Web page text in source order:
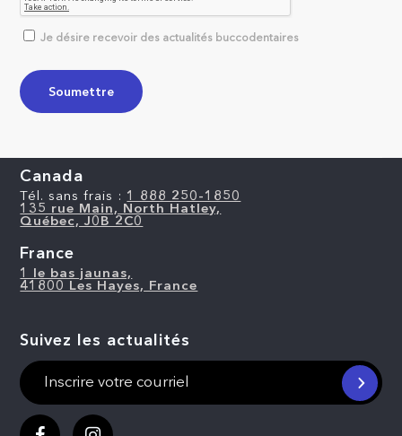
Je désire recevoir des actualités buccodentaires
Canada
Tél. sans frais : 1 888 250-1850
135 rue Main, North Hatley,
Québec, J0B 2C0
France
1 le bas jaunas,
41800 Les Hayes, France
Suivez les actualités